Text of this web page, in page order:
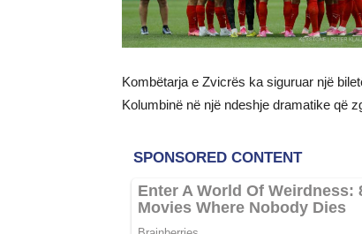
Kombëtarja e Zvicrës ka siguruar një
Kolumbinë në një ndeshje dramatike që